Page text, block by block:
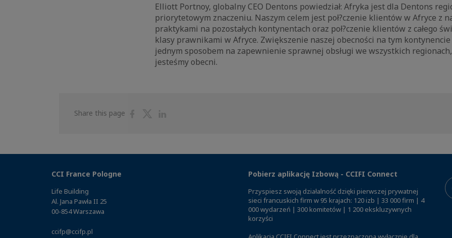
Elliott Portnoy, globalny CEO Dentons powiedział: Afryka jest dla Dentons
priorytetowym znaczeniu. Naszym celem jest poł?czenie klientów w Afryce z
praktykami na pozostałych kontynentach oraz poł?czenie klientów z całego
klasy prawnikami w Afryce. Zwiększenie naszej obecności na tym
jednym sposobem na zapewnienie sprawnej obsługi we wszystkich
jesteśmy obecni.
Share this page
ShareShare
CCI France Pologne
Life Building
Al. Jana Pawła II 25
00-854 Warszawa
ccifp@ccifp.pl
Pobierz aplikację Izbową - CCIFI Connect
Przyspiesz swoją działalność dzięki pierwszej prywatnej
sieci francuskich firm w 95 krajach: 120 izb | 33 000 firm | 4
000 wydarzeń | 300 komitetów | 1 200 ekskluzywnych
korzyści